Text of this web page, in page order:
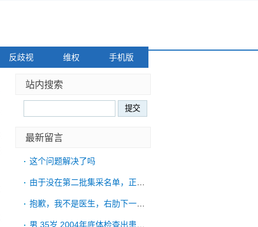
反歧视 维权 手机版
站内搜索
最新留言
这个问题解决了吗